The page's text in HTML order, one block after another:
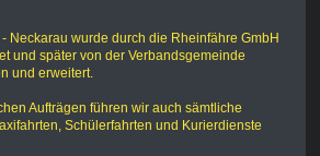
Neckarau wurde durch die Rheinfähre GmbH
und später von der Verbandsgemeinde
und erweitert.
Aufträgen führen wir auch sämtliche
Schülerfahrten und Kurierdienste